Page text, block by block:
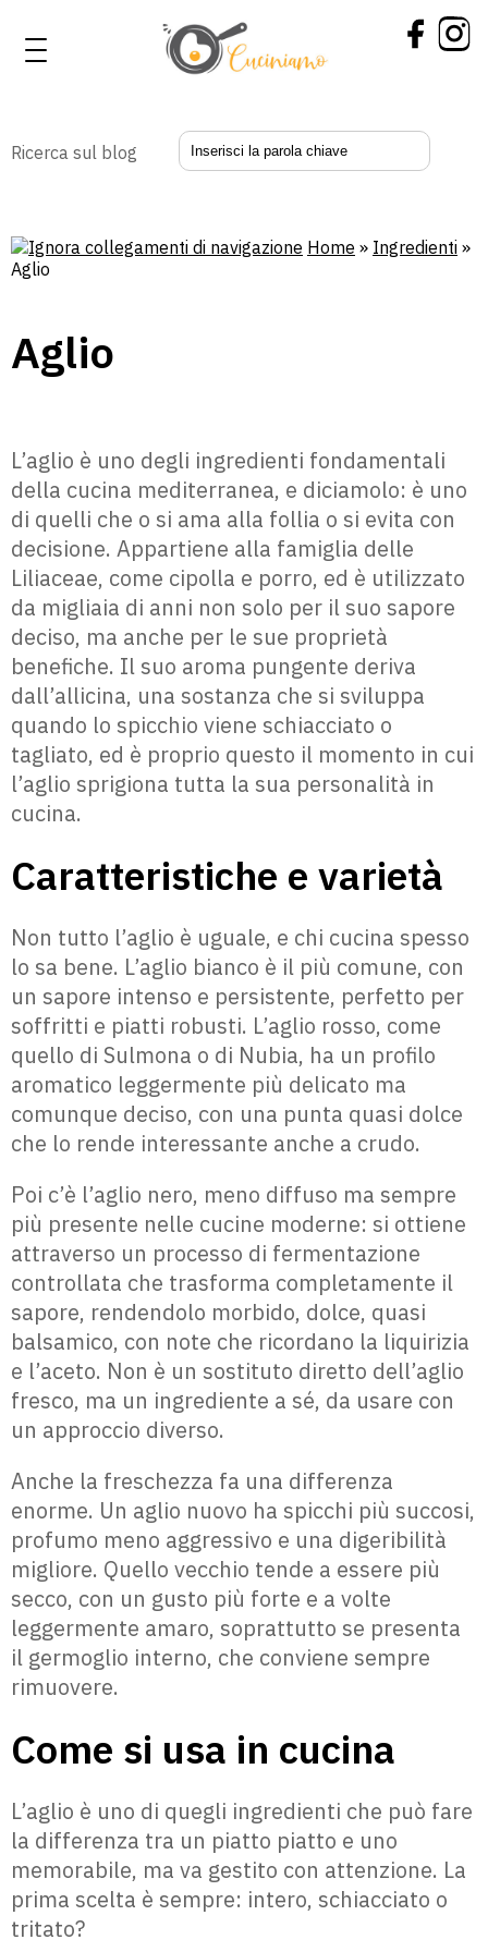
Ricerca sul blog
Home » Ingredienti »
Aglio
Aglio
L’aglio è uno degli ingredienti fondamentali
della cucina mediterranea, e diciamolo: è uno
di quelli che o si ama alla follia o si evita con
decisione. Appartiene alla famiglia delle
Liliaceae, come cipolla e porro, ed è utilizzato
da migliaia di anni non solo per il suo sapore
deciso, ma anche per le sue proprietà
benefiche. Il suo aroma pungente deriva
dall’allicina, una sostanza che si sviluppa
quando lo spicchio viene schiacciato o
tagliato, ed è proprio questo il momento in cui
l’aglio sprigiona tutta la sua personalità in
cucina.
Caratteristiche e varietà
Non tutto l’aglio è uguale, e chi cucina spesso
lo sa bene. L’aglio bianco è il più comune, con
un sapore intenso e persistente, perfetto per
soffritti e piatti robusti. L’aglio rosso, come
quello di Sulmona o di Nubia, ha un profilo
aromatico leggermente più delicato ma
comunque deciso, con una punta quasi dolce
che lo rende interessante anche a crudo.
Poi c’è l’aglio nero, meno diffuso ma sempre
più presente nelle cucine moderne: si ottiene
attraverso un processo di fermentazione
controllata che trasforma completamente il
sapore, rendendolo morbido, dolce, quasi
balsamico, con note che ricordano la liquirizia
e l’aceto. Non è un sostituto diretto dell’aglio
fresco, ma un ingrediente a sé, da usare con
un approccio diverso.
Anche la freschezza fa una differenza
enorme. Un aglio nuovo ha spicchi più succosi,
profumo meno aggressivo e una digeribilità
migliore. Quello vecchio tende a essere più
secco, con un gusto più forte e a volte
leggermente amaro, soprattutto se presenta
il germoglio interno, che conviene sempre
rimuovere.
Come si usa in cucina
L’aglio è uno di quegli ingredienti che può fare
la differenza tra un piatto piatto e uno
memorabile, ma va gestito con attenzione. La
prima scelta è sempre: intero, schiacciato o
tritato?